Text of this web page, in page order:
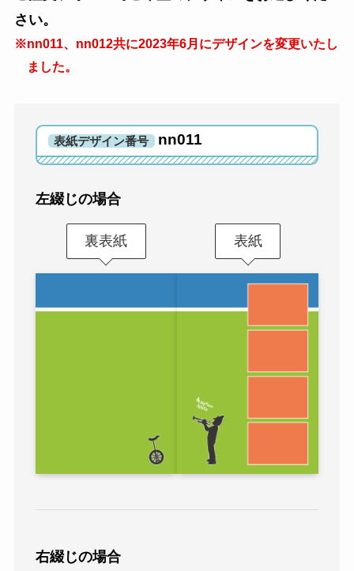
さい。
※nn011、nn012共に2023年6月にデザインを変更いたし
ました。
表紙デザイン番号 nn011
左綴じの場合
裏表紙 表紙
右綴じの場合